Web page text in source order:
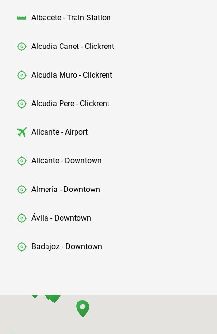
Albacete - Train Station
Alcudia Canet - Clickrent
Alcudia Muro - Clickrent
Alcudia Pere - Clickrent
Alicante - Airport
Alicante - Downtown
Almería - Downtown
Ávila - Downtown
Badajoz - Downtown
Barcelona - El Prat